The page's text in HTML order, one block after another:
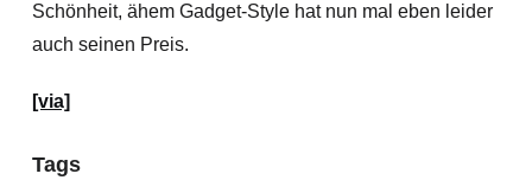
Schönheit, ähem Gadget-Style hat nun mal eben leider
auch seinen Preis.
[via]
Tags